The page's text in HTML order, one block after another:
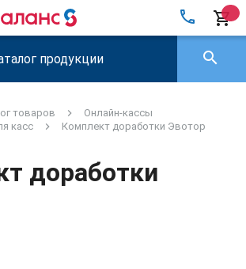
local_phone shopping_cart
продукции search
товаров
Онлайн-кассы
касс
Комплект доработки Эвотор
доработки